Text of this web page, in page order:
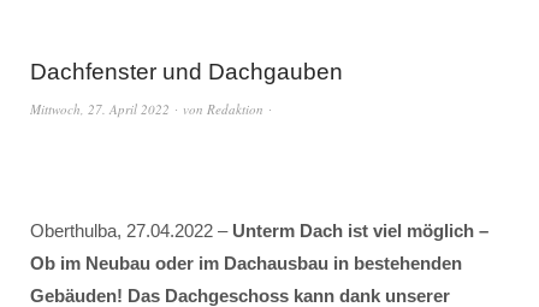
Dachfenster und Dachgauben
Mittwoch, 27. April 2022 von Redaktion
Oberthulba, 27.04.2022 – Unterm Dach ist viel möglich –
Ob im Neubau oder im Dachausbau in bestehenden
Gebäuden! Das Dachgeschoss kann dank unserer